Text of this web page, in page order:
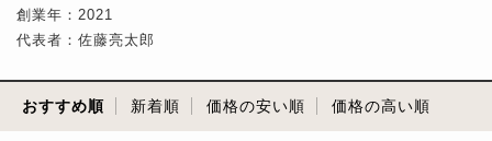
創業年：2021
代表者：佐藤亮太郎
おすすめ順 新着順 価格の安い順 価格の高い順